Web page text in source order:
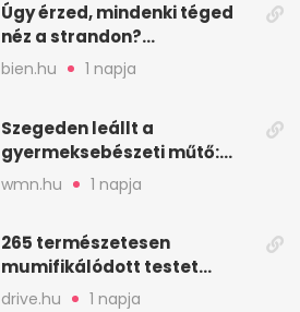
Úgy érzed, mindenki téged
néz a strandon?
Pszichológusok szerint más
áll a háttérben
bien.hu 1 napja
Szegeden leállt a
gyermeksebészeti műtő:
elfogytak a tartalékok
wmn.hu 1 napja
265 természetesen
mumifikálódott testet
találtak egy váci templom
drive.hu 1 napja